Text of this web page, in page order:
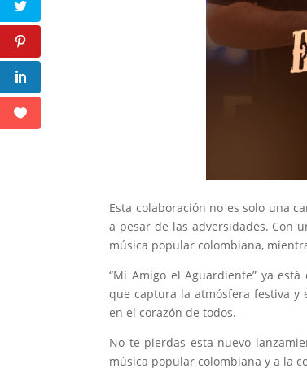
Esta colaboración no es solo una
a pesar de las adversidades. Con
música popular colombiana,
“Mi Amigo el Aguardiente” ya
que captura la atmósfera festiva y
en el corazón de todos.
No te pierdas esta nuevo
música popular colombiana y a la